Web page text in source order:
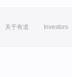
关于有道 Investors